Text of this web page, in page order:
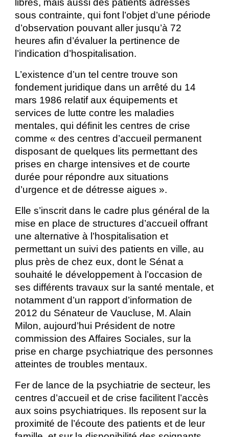
libres, mais aussi des patients adressés
sous contrainte, qui font l’objet d’une période
d’observation pouvant aller jusqu’à 72
heures afin d’évaluer la pertinence de
l’indication d’hospitalisation.
L’existence d’un tel centre trouve son
fondement juridique dans un arrêté du 14
mars 1986 relatif aux équipements et
services de lutte contre les maladies
mentales, qui définit les centres de crise
comme « des centres d’accueil permanent
disposant de quelques lits permettant des
prises en charge intensives et de courte
durée pour répondre aux situations
d’urgence et de détresse aigues ».
Elle s’inscrit dans le cadre plus général de la
mise en place de structures d’accueil offrant
une alternative à l’hospitalisation et
permettant un suivi des patients en ville, au
plus près de chez eux, dont le Sénat a
souhaité le développement à l’occasion de
ses différents travaux sur la santé mentale, et
notamment d’un rapport d’information de
2012 du Sénateur de Vaucluse, M. Alain
Milon, aujourd’hui Président de notre
commission des Affaires Sociales, sur la
prise en charge psychiatrique des personnes
atteintes de troubles mentaux.
Fer de lance de la psychiatrie de secteur, les
centres d’accueil et de crise facilitent l’accès
aux soins psychiatriques. Ils reposent sur la
proximité de l’écoute des patients et de leur